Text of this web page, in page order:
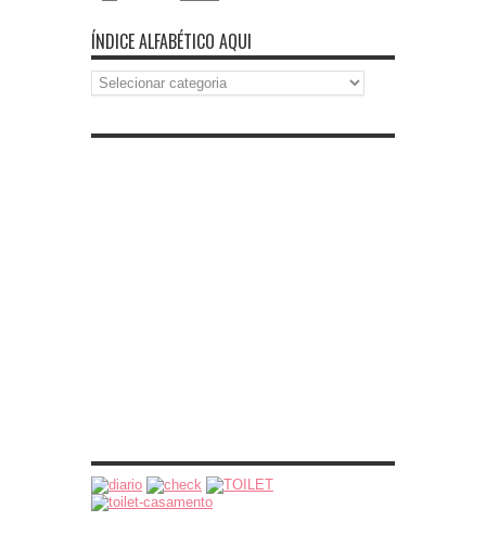
ÍNDICE ALFABÉTICO AQUI
Índice
Alfabético